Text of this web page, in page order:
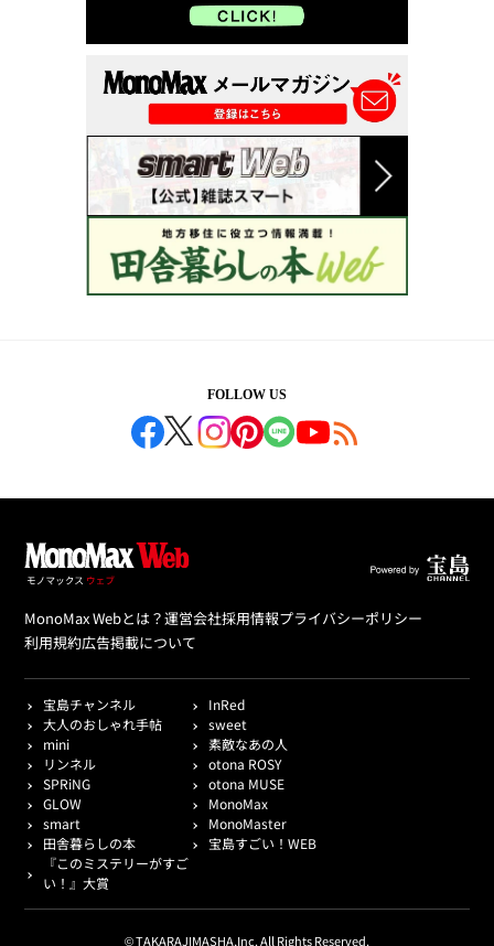
FOLLOW US
MonoMax Webとは？運営会社採用情報プライバシーポリシー
利用規約広告掲載について
宝島チャンネル
InRed
大人のおしゃれ手帖
sweet
mini
素敵なあの人
リンネル
otona ROSY
SPRiNG
otona MUSE
GLOW
MonoMax
smart
MonoMaster
田舎暮らしの本
宝島すごい！WEB
『このミステリーがすご
い！』大賞
© TAKARAJIMASHA,Inc. All Rights Reserved.